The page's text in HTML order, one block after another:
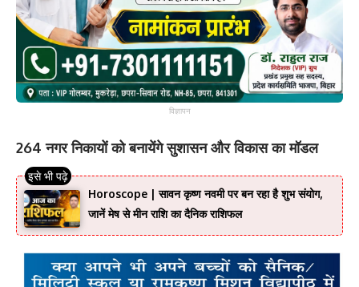
विज्ञापन
264 नगर निकायों को बनायेंगे सुशासन और विकास का मॉडल
Horoscope | सावन कृष्ण नवमी पर बन रहा है शुभ संयोग,
जानें मेष से मीन राशि का दैनिक राशिफल